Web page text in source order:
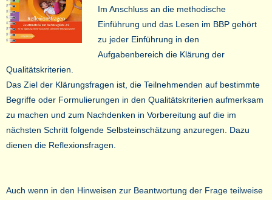
Im Anschluss an die methodische
Einführung und das Lesen im BBP gehört
zu jeder Einführung in den
Aufgabenbereich die Klärung der
Qualitätskriterien.
Das Ziel der Klärungsfragen ist, die Teilnehmenden auf bestimmte
Begriffe oder Formulierungen in den Qualitätskriterien aufmerksam
zu machen und zum Nachdenken in Vorbereitung auf die im
nächsten Schritt folgende Selbsteinschätzung anzuregen. Dazu
dienen die Reflexionsfragen.
Auch wenn in den Hinweisen zur Beantwortung der Frage teilweise